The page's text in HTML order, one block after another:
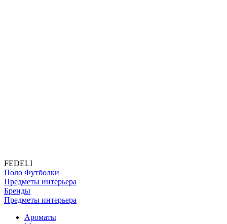
FEDELI
Поло Футболки
Предметы интерьера
Бренды
Предметы интерьера
Ароматы